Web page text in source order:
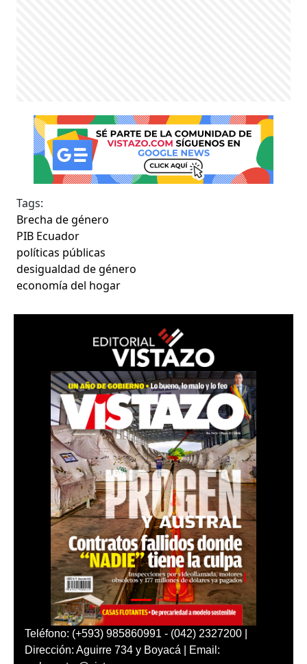
Tags:
Brecha de género
PIB Ecuador
políticas públicas
desigualdad de género
economía del hogar
Teléfono: (+593) 985860991 - (042) 2327200 |
Dirección: Aguirre 734 y Boyacá | Email: